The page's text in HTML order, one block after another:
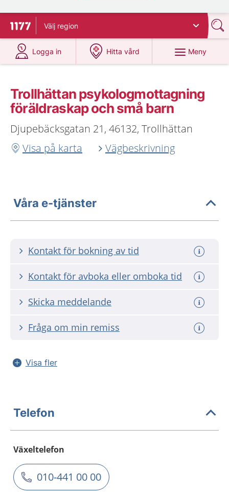
Till startsidan för 1177
Välj region
Logga in
på 1177.se
Hitta vård
på 1177.se
Meny
Trollhättan psykologmottagning
föräldraskap och små barn
Djupebäcksgatan 21, 46132, Trollhättan
Visa på karta
Vägbeskrivning
Våra e-tjänster
Kontakt för bokning av tid
Kontakt för avboka eller omboka tid
Skicka meddelande
Fråga om min remiss
Visa fler
Telefon
Växeltelefon
010-441 00 00